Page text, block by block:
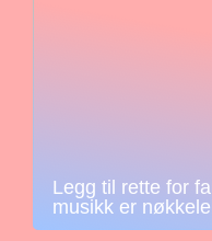
Legg til rette for
musikk er